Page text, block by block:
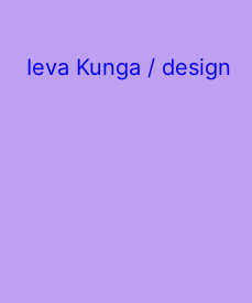
Ieva Kunga / design